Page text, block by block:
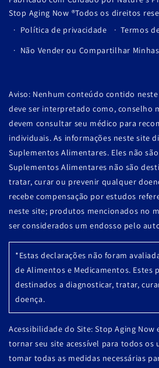
Stop Aging Now ®Todos os direitos
Política de privacidade
Termos
Não Vender ou Compartilhar
Aviso: Nenhum conteúdo contido
deve ser interpretado como, conselho
devem consultar seu médico para
individuais. As informações neste site
Suplementos Alimentares. Eles não
Suplementos Alimentares não são
tratar, curar ou prevenir qualquer
recebe compensação por estudos
neste site; produtos mencionados no
ser considerados um endosso pelo
*Estas declarações não foram
de Alimentos e Medicamentos. Estes
destinados a diagnosticar, tratar,
doença.
Acessibilidade do Site: Stop Aging
tornar seu site acessível para todos os
tomar todas as medidas necessárias